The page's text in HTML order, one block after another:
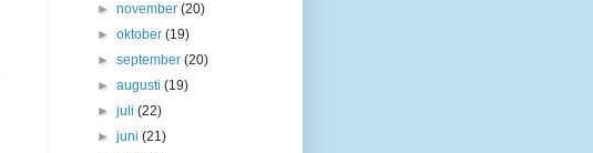
►november(20)
►oktober(19)
►september(20)
►augusti(19)
►juli(22)
►juni(21)